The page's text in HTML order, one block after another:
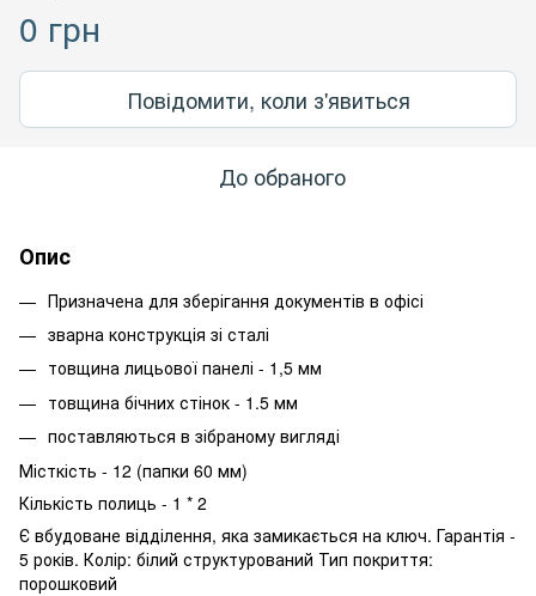
0 грн
Повідомити, коли з'явиться
До обраного
Опис
Призначена для зберігання документів в офісі
зварна конструкція зі сталі
товщина лицьової панелі - 1,5 мм
товщина бічних стінок - 1.5 мм
поставляються в зібраному вигляді
Місткість - 12 (папки 60 мм)
Кількість полиць - 1 * 2
Є вбудоване відділення, яка замикається на ключ. Гарантія -
5 років. Колір: білий структурований Тип покриття:
порошковий